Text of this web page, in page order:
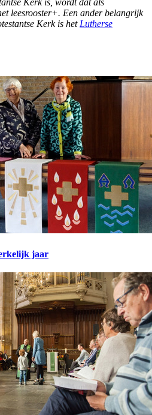
Kerk is, wordt dat als
leesrooster+. Een ander belangrijk
Kerk is het Lutherse
jaar